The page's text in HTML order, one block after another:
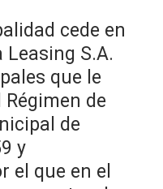
cede en
S.A.
que le
de
de
y
el que en el